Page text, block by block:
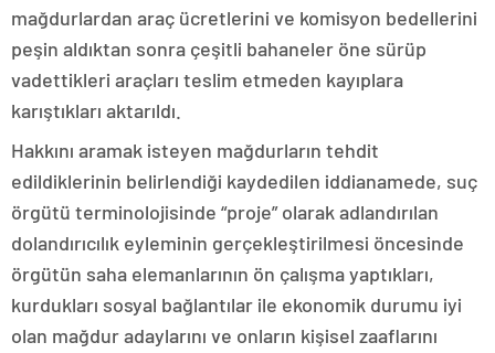
mağdurlardan araç ücretlerini ve komisyon bedellerini
peşin aldıktan sonra çeşitli bahaneler öne sürüp
vadettikleri araçları teslim etmeden kayıplara
karıştıkları aktarıldı.
Hakkını aramak isteyen mağdurların tehdit
edildiklerinin belirlendiği kaydedilen iddianamede, suç
örgütü terminolojisinde “proje” olarak adlandırılan
dolandırıcılık eyleminin gerçekleştirilmesi öncesinde
örgütün saha elemanlarının ön çalışma yaptıkları,
kurdukları sosyal bağlantılar ile ekonomik durumu iyi
olan mağdur adaylarını ve onların kişisel zaaflarını